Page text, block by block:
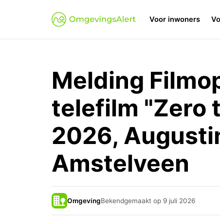
Voor inwoners
Melding
telefilm "Zero
2026,
Amstelveen
OmgevingBekendgemaakt op 9 juli 2026